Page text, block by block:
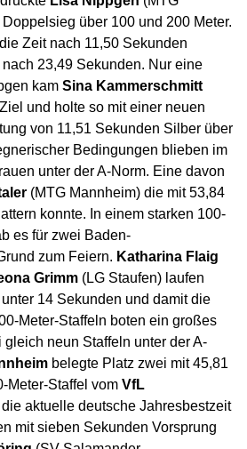
über 100 und 200 Meter.
Zeit nach 11,50 Sekunden
23,49 Sekunden. Nur eine
kam Sina Kammerschmitt
und holte so mit einer neuen
von 11,51 Sekunden Silber über
Bedingungen blieben im
unter der A-Norm. Eine davon
(MTG Mannheim) die mit 53,84
konnte. In einem starken 100-
es für zwei Baden-
zum Feiern. Katharina Flaig
Grimm (LG Staufen) laufen
14 Sekunden und damit die
Meter-Staffeln boten ein großes
neun Staffeln unter der A-
belegte Platz zwei mit 45,81
Meter-Staffel vom VfL
aktuelle deutsche Jahresbestzeit
mit sieben Sekunden Vorsprung